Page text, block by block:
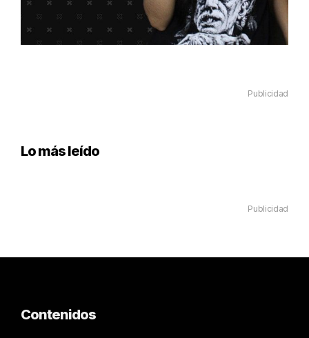
Publicidad
Lo más leído
Publicidad
Contenidos